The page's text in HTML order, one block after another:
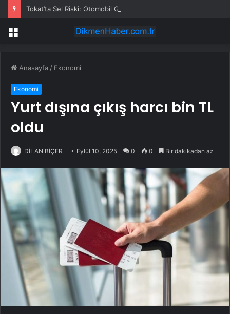
Tokat’ta Sel Riski: Otomobil Güvenli Alana Çekildi
Menü
Anasayfa / Ekonomi
Ekonomi
Yurt dışına çıkış harcı bin TL
oldu
DİLAN BİÇER Eylül 10, 2025 0 0 Bir dakikadan az